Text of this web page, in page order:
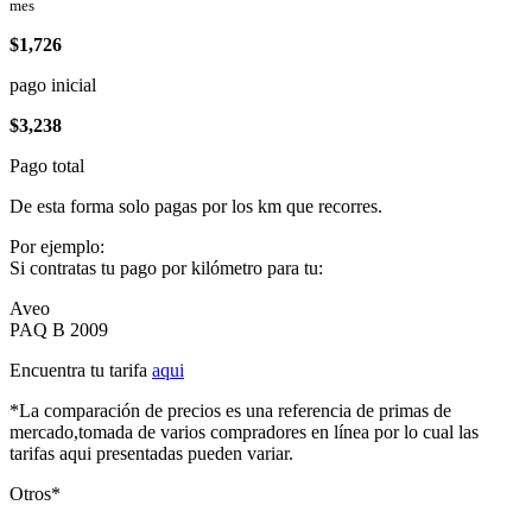
mes
$1,726
pago inicial
$3,238
Pago total
De esta forma solo pagas por los km que recorres.
Por ejemplo:
Si contratas tu pago por kilómetro para tu:
Aveo
PAQ B 2009
Encuentra tu tarifa aqui
*La comparación de precios es una referencia de primas de
mercado,tomada de varios compradores en línea por lo cual las
tarifas aqui presentadas pueden variar.
Otros*